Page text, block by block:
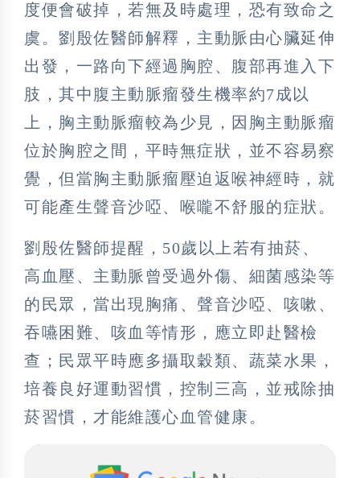
度便會破掉，若無及時處理，恐有致命之
虞。劉殷佐醫師解釋，主動脈由心臟延伸
出發，一路向下經過胸腔、腹部再進入下
肢，其中腹主動脈瘤發生機率約7成以
上，胸主動脈瘤較為少見，因胸主動脈瘤
位於胸腔之間，平時無症狀，並不容易察
覺，但當胸主動脈瘤壓迫返喉神經時，就
可能產生聲音沙啞、喉嚨不舒服的症狀。
劉殷佐醫師提醒，50歲以上若有抽菸、
高血壓、主動脈曾受過外傷、細菌感染等
的民眾，當出現胸痛、聲音沙啞、咳嗽、
吞嚥困難、咳血等情形，應立即赴醫檢
查；民眾平時應多攝取穀類、蔬菜水果，
培養良好運動習慣，控制三高，並戒除抽
菸習慣，才能維護心血管健康。